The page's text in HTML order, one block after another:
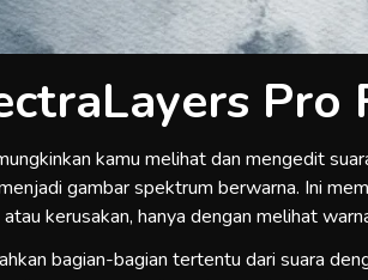
Pro
kamu melihat dan mengedit
gambar spektrum berwarna. Ini
kerusakan, hanya dengan melihat
bagian-bagian tertentu dari suara